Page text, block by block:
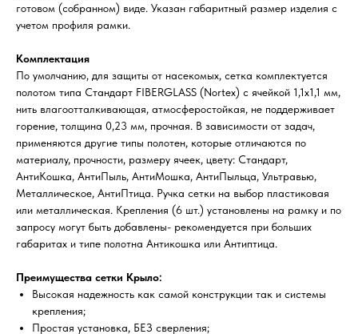
готовом (собранном) виде. Указан габаритный размер изделия с
учетом профиля рамки.
Комплектация
По умолчанию, для защиты от насекомых, сетка комплектуется
полотом типа Стандарт FIBERGLASS (Nortex) с ячейкой 1,1х1,1 мм,
нить влагоотталкивающая, атмосферостойкая, не поддерживает
горение, толщина 0,23 мм, прочная. В зависимости от задач,
применяются другие типы полотен, которые отличаются по
материалу, прочности, размеру ячеек, цвету: Стандарт,
АнтиКошка, АнтиПыль, АнтиМошка, АнтиПыльца, Ультравью,
Металлическое, АнтиПтица. Ручка сетки на выбор пластиковая
или металлическая. Крепления (6 шт.) установлены на рамку и по
запросу могут быть добавлены- рекомендуется при больших
габаритах и типе полотна Антикошка или Антиптица.
Преимущества сетки Крыло:
Высокая надежность как самой конструкции так и системы
крепления;
Простая установка, БЕЗ сверления;